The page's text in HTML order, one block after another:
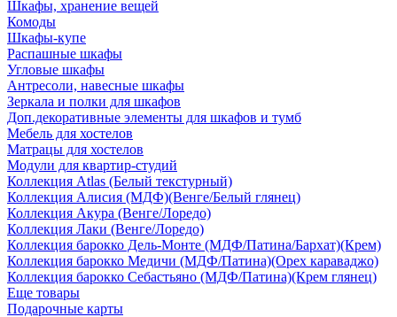
Шкафы, хранение вещей
Комоды
Шкафы-купе
Распашные шкафы
Угловые шкафы
Антресоли, навесные шкафы
Зеркала и полки для шкафов
Доп.декоративные элементы для шкафов и тумб
Мебель для хостелов
Матрацы для хостелов
Модули для квартир-студий
Коллекция Atlas (Белый текстурный)
Коллекция Алисия (МДФ)(Венге/Белый глянец)
Коллекция Акура (Венге/Лоредо)
Коллекция Лаки (Венге/Лоредо)
Коллекция барокко Дель-Монте (МДФ/Патина/Бархат)(Крем)
Коллекция барокко Медичи (МДФ/Патина)(Орех караваджо)
Коллекция барокко Себастьяно (МДФ/Патина)(Крем глянец)
Еще товары
Подарочные карты